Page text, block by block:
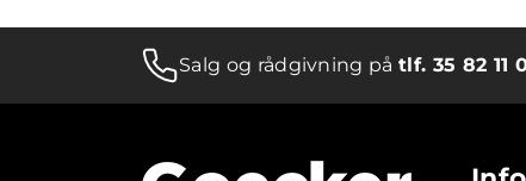
Salg og rådgivning påtlf. 35 82 11